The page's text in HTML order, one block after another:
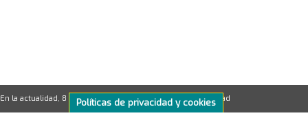
En la actualidad, 8 de cada 10 mujeres superan la enfermedad
Políticas de privacidad y cookies